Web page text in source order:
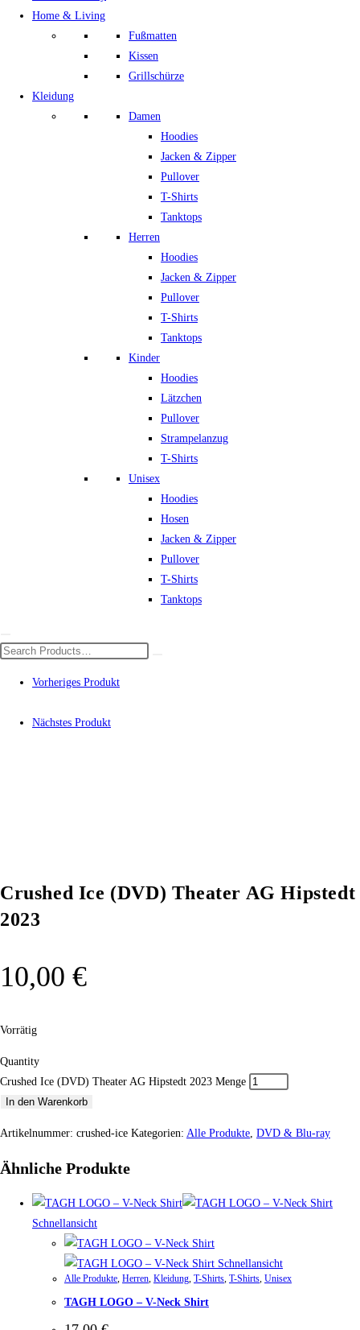
Home & Living
Fußmatten
Kissen
Grillschürze
Kleidung
Damen
Hoodies
Jacken & Zipper
Pullover
T-Shirts
Tanktops
Herren
Hoodies
Jacken & Zipper
Pullover
T-Shirts
Tanktops
Kinder
Hoodies
Lätzchen
Pullover
Strampelanzug
T-Shirts
Unisex
Hoodies
Hosen
Jacken & Zipper
Pullover
T-Shirts
Tanktops
Vorheriges Produkt
Nächstes Produkt
Crushed Ice (DVD) Theater AG Hipstedt
2023
10,00 €
Vorrätig
Quantity
Crushed Ice (DVD) Theater AG Hipstedt 2023 Menge
In den Warenkorb
Artikelnummer: crushed-ice Kategorien: Alle Produkte, DVD & Blu-ray
Ähnliche Produkte
Schnellansicht
Schnellansicht
Alle Produkte Herren Kleidung T-Shirts T-Shirts Unisex
TAGH LOGO – V-Neck Shirt